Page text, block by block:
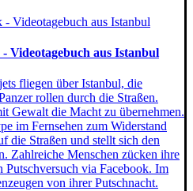
Videotagebuch aus Istanbul
fliegen über Istanbul, die
rollen durch die Straßen.
Gewalt die Macht zu übernehmen.
im Fernsehen zum Widerstand
die Straßen und stellt sich den
Zahlreiche Menschen zücken ihre
Putschversuch via Facebook. Im
von ihrer Putschnacht.